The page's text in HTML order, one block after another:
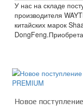
У нас на складе
производителя
китайских марок
Новое